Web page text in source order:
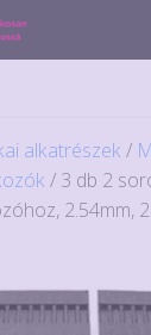
alkatrészek /
/ 3 db 2
2.54mm,